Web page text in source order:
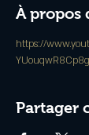
À propos
https://
YUouqwR8Cp8g
Partager